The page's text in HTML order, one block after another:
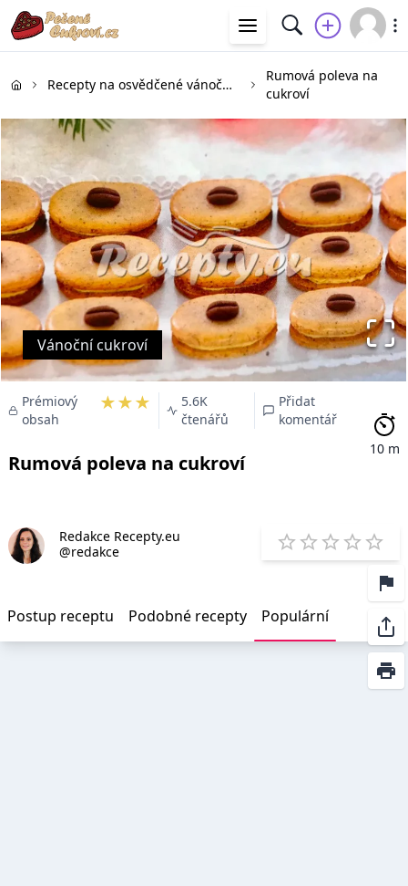
Recepty na osvědčené vánoční cukroví
Rumová poleva na
cukroví
Vánoční cukroví
Prémiový
obsah
★★★
5.6K
čtenářů
Přidat
komentář
Rumová poleva na cukroví
10 m
Redakce Recepty.eu
@redakce
1 Star
2 Stars
3 Stars
4 5
Postup receptu Podobné recepty Populární